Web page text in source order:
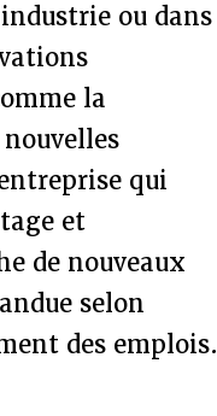
ou dans
la
qui
et
de nouveaux
selon
des emplois.